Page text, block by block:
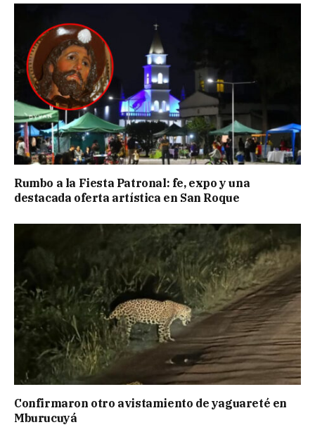
Rumbo a la Fiesta Patronal: fe, expo y una
destacada oferta artística en San Roque
Confirmaron otro avistamiento de yaguareté en
Mburucuyá